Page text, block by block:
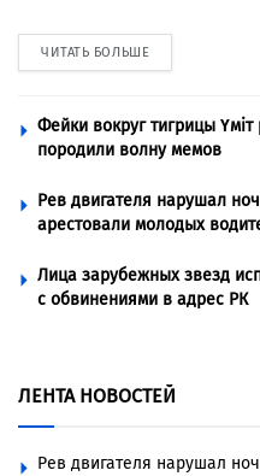
ЧИТАТЬ БОЛЬШЕ
Фейки вокруг тигрицы
породили волну мемов
Рев двигателя нарушал
арестовали молодых
Лица зарубежных звезд
с обвинениями в адрес РК
ЛЕНТА НОВОСТЕЙ
Рев двигателя нарушал